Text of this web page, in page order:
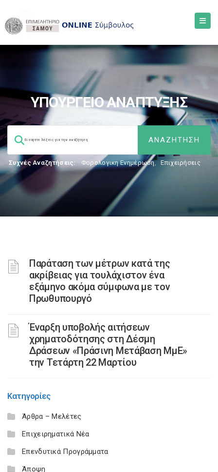
ΥΠΟΥΡΓΕΙΟ ΑΝΑΠΤΥΞΗΣ
Συχνές Αναζητήσεις: Φορολογικη Ενημέρωση, Επιχειρήσεις
Παράταση των μέτρων κατά της
ακρίβειας για τουλάχιστον ένα
εξάμηνο ακόμα σύμφωνα με τον
Πρωθυπουργό
Έναρξη υποβολής αιτήσεων
χρηματοδότησης στη Δέσμη
Δράσεων «Πράσινη Μετάβαση ΜμΕ»
την Τετάρτη 22 Μαρτίου
Κατηγορίες
Άρθρα – Μελέτες
Επιχειρηματικά Νέα
Επενδυτικά Προγράμματα
Άποψη